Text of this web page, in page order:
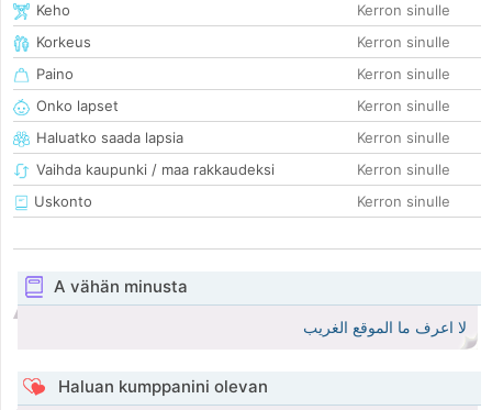
Keho
Kerron sinulle
Korkeus
Kerron sinulle
Paino
Kerron sinulle
Onko lapset
Kerron sinulle
Haluatko saada lapsia
Kerron sinulle
Vaihda kaupunki / maa rakkaudeksi
Kerron sinulle
Uskonto
Kerron sinulle
A vähän minusta
لا اعرف ما الموقع الغريب
Haluan kumppanini olevan